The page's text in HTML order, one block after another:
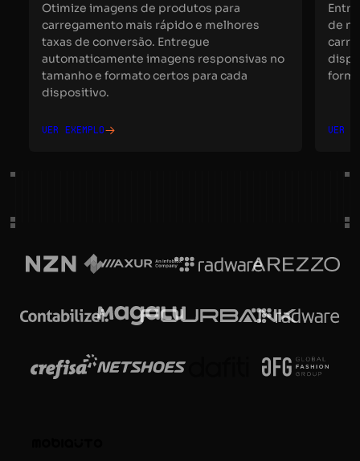
Otimize imagens de produtos para
carregamento mais rápido e melhores
taxas de conversão. Entregue
automaticamente imagens responsivas no
tamanho e formato certos para cada
dispositivo.
Ver exemplo
de
Ver